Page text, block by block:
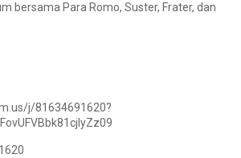
bersama Para Romo, Suster, Frater, dan
j/81634691620?